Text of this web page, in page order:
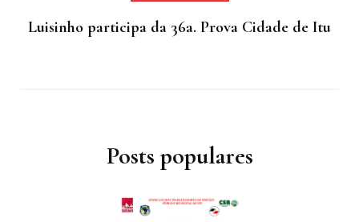
Luisinho participa da 36a. Prova Cidade de Itu
Posts populares